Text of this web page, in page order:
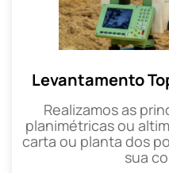
Levantamento
Realizamos as
planimétricas ou
carta ou planta dos
sua